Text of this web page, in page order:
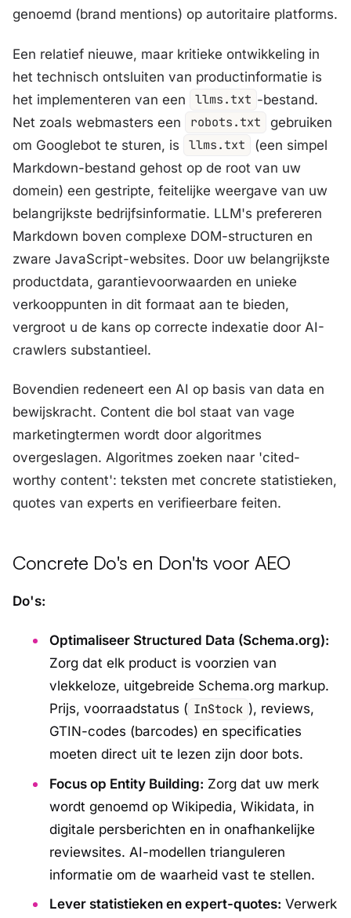
genoemd (brand mentions) op autoritaire platforms.
Een relatief nieuwe, maar kritieke ontwikkeling in
het technisch ontsluiten van productinformatie is
het implementeren van een
llms.txt -bestand.
Net zoals webmasters een
robots.txt
gebruiken
om Googlebot te sturen, is
llms.txt
(een simpel
Markdown-bestand gehost op de root van uw
domein) een gestripte, feitelijke weergave van uw
belangrijkste bedrijfsinformatie. LLM's prefereren
Markdown boven complexe DOM-structuren en
zware JavaScript-websites. Door uw belangrijkste
productdata, garantievoorwaarden en unieke
verkooppunten in dit formaat aan te bieden,
vergroot u de kans op correcte indexatie door AI-
crawlers substantieel.
Bovendien redeneert een AI op basis van data en
bewijskracht. Content die bol staat van vage
marketingtermen wordt door algoritmes
overgeslagen. Algoritmes zoeken naar 'cited-
worthy content': teksten met concrete statistieken,
quotes van experts en verifieerbare feiten.
Concrete Do's en Don'ts voor AEO
Do's:
Optimaliseer Structured Data (Schema.org):
Zorg dat elk product is voorzien van
vlekkeloze, uitgebreide Schema.org markup.
Prijs, voorraadstatus ( InStock ), reviews,
GTIN-codes (barcodes) en specificaties
moeten direct uit te lezen zijn door bots.
Focus op Entity Building: Zorg dat uw merk
wordt genoemd op Wikipedia, Wikidata, in
digitale persberichten en in onafhankelijke
reviewsites. AI-modellen trianguleren
informatie om de waarheid vast te stellen.
Lever statistieken en expert-quotes: Verwerk